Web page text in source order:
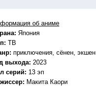
об аниме
Япония
ТВ
приключения, сёнен, экшен
выхода: 2023
серий: 13 эп
Макита Каори